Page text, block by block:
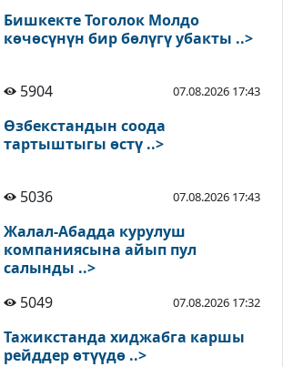
Бишкекте Тоголок Молдо
көчөсүнүн бир бөлүгү убакты ..>
5904 07.08.2026 17:43
Өзбекстандын соода
тартыштыгы өстү ..>
5036 07.08.2026 17:43
Жалал-Абадда курулуш
компаниясына айып пул
салынды ..>
5049
07.08.2026 17:32
Тажикстанда хиджабга каршы
рейддер өтүүдө ..>